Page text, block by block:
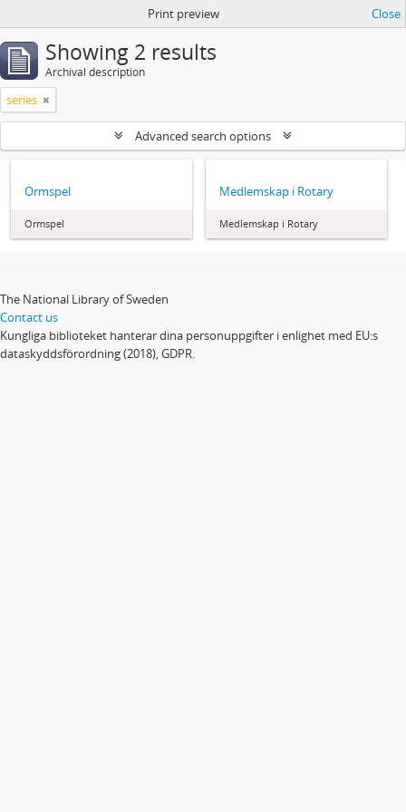
Print preview Close
Showing 2 results
Archival description
series
Advanced search options
Ormspel
Ormspel
Medlemskap i Rotary
Medlemskap i Rotary
The National Library of Sweden
Contact us
Kungliga biblioteket hanterar dina personuppgifter i enlighet med EU:s
dataskyddsförordning (2018), GDPR.